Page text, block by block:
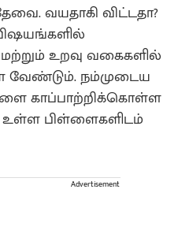
வயதாகி விட்டதா?
மற்றும் உறவு வகைகளில்
வேண்டும். நம்முடைய
காப்பாற்றிக்கொள்ள
உள்ள பிள்ளைகளிடம்
Advertisement